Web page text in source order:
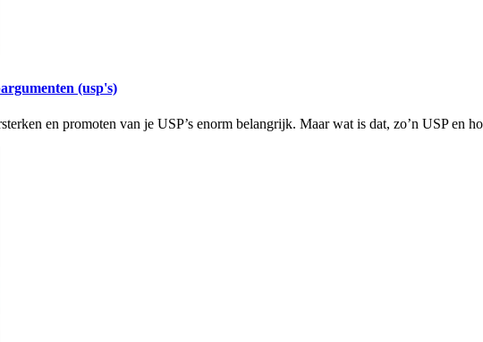
(usp's)
en promoten van je USP’s enorm belangrijk. Maar wat is dat, zo’n USP en